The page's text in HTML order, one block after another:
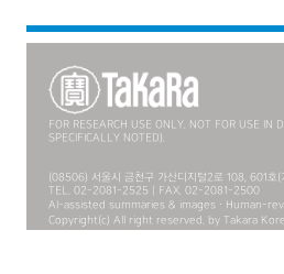
FOR RESEARCH USE ONLY. NOT FOR USE IN
SPECIFICALLY NOTED).
(08506) 서울시 금천구 가산디지털2로 108, 601호(
TEL. 02-2081-2525 | FAX. 02-2081-2500
AI-assisted summaries & images · Human-
Copyright(c) All right reserved. by Takara